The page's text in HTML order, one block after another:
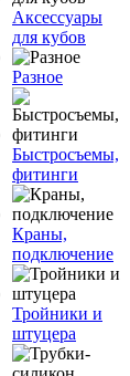
Аксессуары
для кубов
Разное
Быстросъемы,
фитинги
Краны,
подключение
Тройники и
штуцера